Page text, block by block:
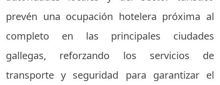
prevén una ocupación hotelera próxima al
completo en las principales ciudades
gallegas, reforzando los servicios de
transporte y seguridad para garantizar el